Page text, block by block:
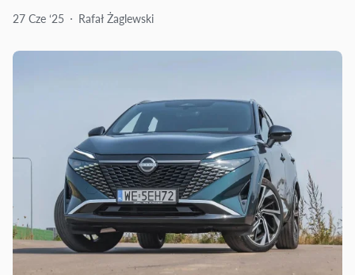
27 Cze ‘25
Rafał Żaglewski